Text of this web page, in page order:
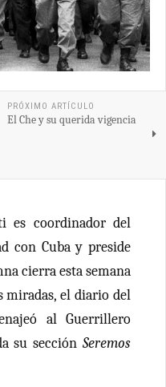
PRÓXIMO ARTÍCULO
El Che y su querida vigencia
es coordinador del
con Cuba y preside
cierra esta semana
miradas, el diario del
al Guerrillero
su sección Seremos